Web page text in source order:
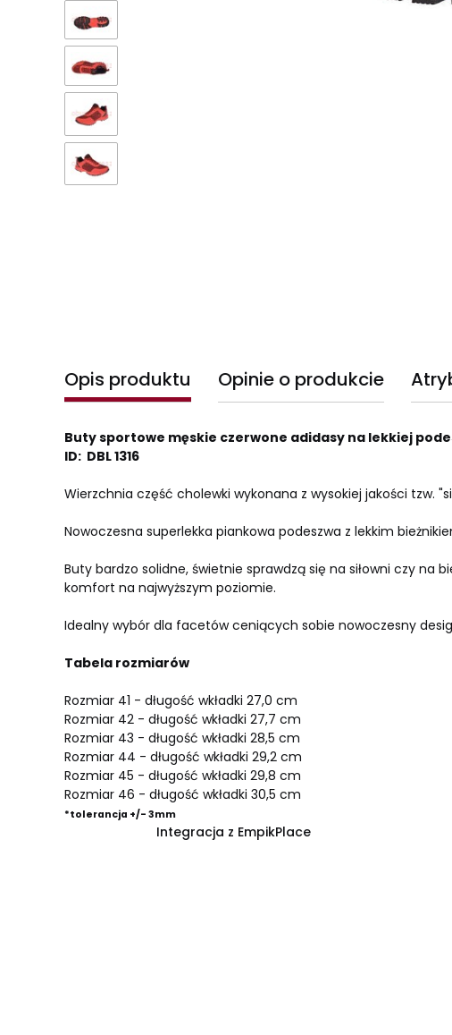
Opis produktu Opinie o produkcie
Buty sportowe męskie czerwone adidasy na lekkiej
ID: DBL 1316
Wierzchnia część cholewki wykonana z wysokiej jakości tzw.
Nowoczesna superlekka piankowa podeszwa z lekkim
Buty bardzo solidne, świetnie sprawdzą się na siłowni czy
komfort na najwyższym poziomie.
Idealny wybór dla facetów ceniących sobie nowoczesny
Tabela rozmiarów
Rozmiar 41 - długość wkładki 27,0 cm
Rozmiar 42 - długość wkładki 27,7 cm
Rozmiar 43 - długość wkładki 28,5 cm
Rozmiar 44 - długość wkładki 29,2 cm
Rozmiar 45 - długość wkładki 29,8 cm
Rozmiar 46 - długość wkładki 30,5 cm
*tolerancja +/- 3mm
Integracja z EmpikPlace